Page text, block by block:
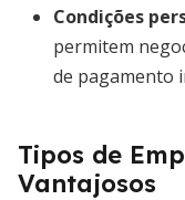
Condições
permitem
de pagamento
Tipos de
Vantajosos